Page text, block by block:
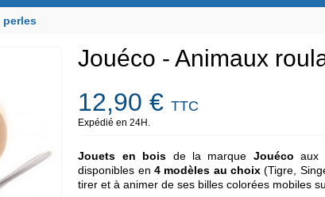
perles
Jouéco - Animaux
12,90 €TTC
Expédié en 24H.
Jouets en bois de la marque Jouéco aux
disponibles en4 modèles au choix (Tigre,
tirer et à animer de ses billes colorées mobiles